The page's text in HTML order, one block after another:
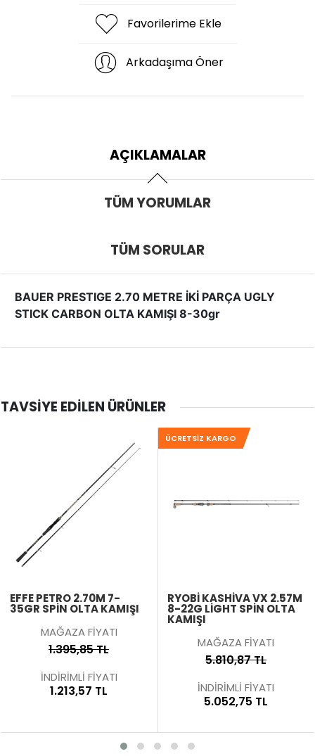
Favorilerime Ekle
Arkadaşıma Öner
AÇIKLAMALAR
TÜM YORUMLAR
TÜM SORULAR
BAUER PRESTIGE 2.70 METRE İKİ PARÇA UGLY
STICK CARBON OLTA KAMIŞI 8-30gr
TAVSIYE EDILEN ÜRÜNLER
EFFE PETRO 2.70M 7-
35GR SPIN OLTA KAMIŞI
MAĞAZA FİYATI
1.395,85 TL
İNDİRİMLİ FİYATI
1.213,57 TL
ÜCRETSIZ KARGO
RYOBI KASHIVA VX 2.57M
8-22G LIGHT SPIN OLTA
KAMIŞI
MAĞAZA FİYATI
5.810,87 TL
İNDİRİMLİ FİYATI
5.052,75 TL